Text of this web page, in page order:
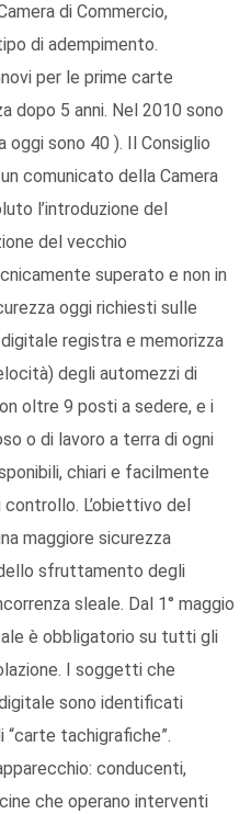
di Commercio,
di adempimento.
per le prime carte
dopo 5 anni. Nel 2010 sono
sono 40 ). Il Consiglio
comunicato della Camera
l’introduzione del
del vecchio
superato e non in
oggi richiesti sulle
registra e memorizza
degli automezzi di
oltre 9 posti a sedere, e i
o di lavoro a terra di ogni
chiari e facilmente
L’obiettivo del
maggiore sicurezza
sfruttamento degli
sleale. Dal 1° maggio
è obbligatorio su tutti gli
I soggetti che
sono identificati
“carte tachigrafiche”.
conducenti,
che operano interventi